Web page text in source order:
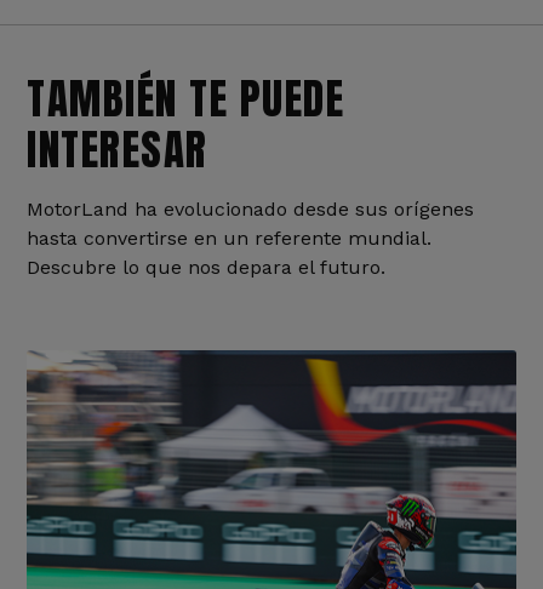
TAMBIÉN TE PUEDE
INTERESAR
MotorLand ha evolucionado desde sus orígenes
hasta convertirse en un referente mundial.
Descubre lo que nos depara el futuro.